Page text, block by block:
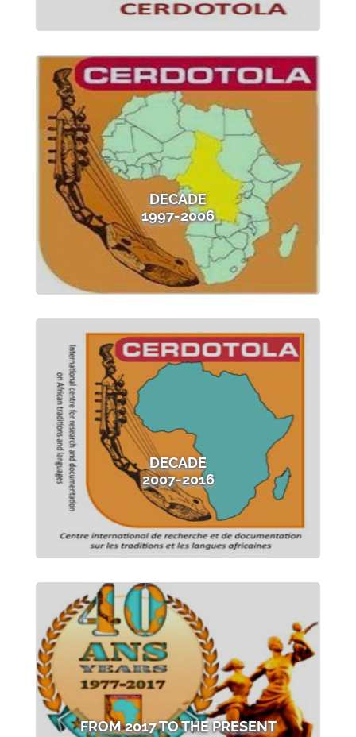
DECADE
1997-2006
DECADE
2007-2016
FROM 2017 TO THE PRESENT